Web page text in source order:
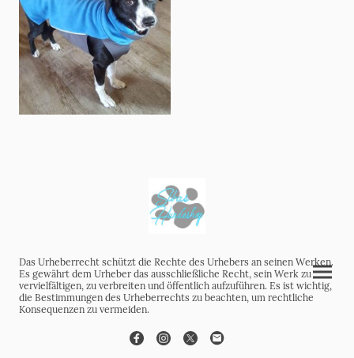
Das Urheberrecht schützt die Rechte des Urhebers an seinen Werken.
Es gewährt dem Urheber das ausschließliche Recht, sein Werk zu
vervielfältigen, zu verbreiten und öffentlich aufzuführen. Es ist wichtig,
die Bestimmungen des Urheberrechts zu beachten, um rechtliche
Konsequenzen zu vermeiden.